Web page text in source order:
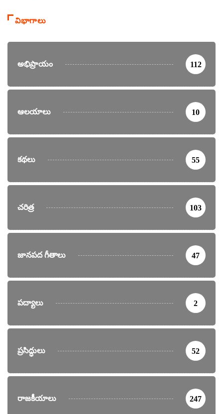
విభాగాలు
అభిప్రాయం 112
ఆలయాలు 10
కథలు 55
చరిత్ర 103
జానపద గీతాలు 47
పద్యాలు 2
ప్రసిద్ధులు 52
రాజకీయాలు 247